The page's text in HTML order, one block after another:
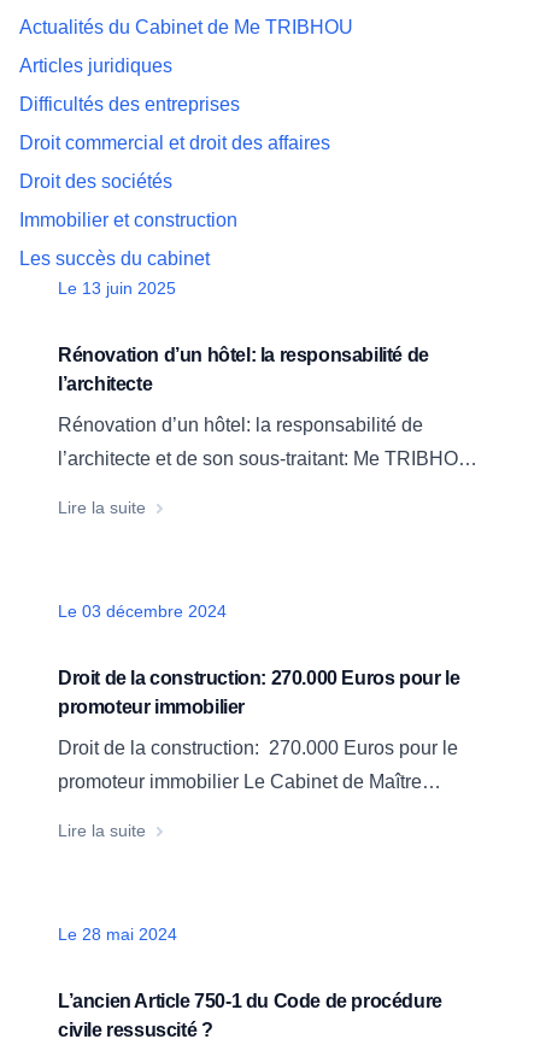
Actualités du Cabinet de Me TRIBHOU
Articles juridiques
Difficultés des entreprises
Droit commercial et droit des affaires
Droit des sociétés
Immobilier et construction
Les succès du cabinet
Date
Le 13 juin 2025
Rénovation d’un hôtel: la responsabilité de
l’architecte
Rénovation d’un hôtel: la responsabilité de
l’architecte et de son sous-traitant: Me TRIBHOU
Lire la suite Rénovation d’un hôtel: la responsabilité de
Date
Le 03 décembre 2024
Droit de la construction: 270.000 Euros pour le
promoteur immobilier
Droit de la construction: 270.000 Euros pour le
promoteur immobilier Le Cabinet de Maître
Lire la suite Droit de la construction: 270.000 Euros pour le
Date
Le 28 mai 2024
L’ancien Article 750-1 du Code de procédure
civile ressuscité ?